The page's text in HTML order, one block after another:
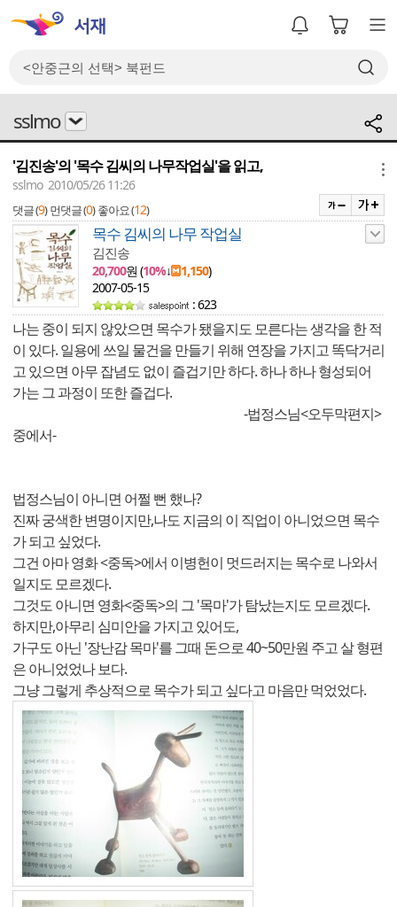
sslmo
'김진송'의 '목수 김씨의 나무작업실'을 읽고,
sslmo 2010/05/26 11:26
댓글 (9) 먼댓글 (0) 좋아요 (12)
목수 김씨의 나무 작업실
김진송
20,700원 (10%↓ 1,150)
2007-05-15
: 623
나는 중이 되지 않았으면 목수가 됐을지도 모른다는 생각을 한 적
이 있다. 일용에 쓰일 물건을 만들기 위해 연장을 가지고 똑닥거리
고 있으면 아무 잡념도 없이 즐겁기만 하다. 하나 하나 형성되어
가는 그 과정이 또한 즐겁다.
-법정스님<오두막편지>
중에서-
법정스님이 아니면 어쩔 뻔 했나?
진짜 궁색한 변명이지만,나도 지금의 이 직업이 아니었으면 목수
가 되고 싶었다.
그건 아마 영화 <중독>에서 이병헌이 멋드러지는 목수로 나와서
일지도 모르겠다.
그것도 아니면 영화<중독>의 그 '목마'가 탐났는지도 모르겠다.
하지만,아무리 심미안을 가지고 있어도,
가구도 아닌 '장난감 목마'를 그때 돈으로 40~50만원 주고 살 형편
은 아니었었나 보다.
그냥 그렇게 추상적으로 목수가 되고 싶다고 마음만 먹었었다.